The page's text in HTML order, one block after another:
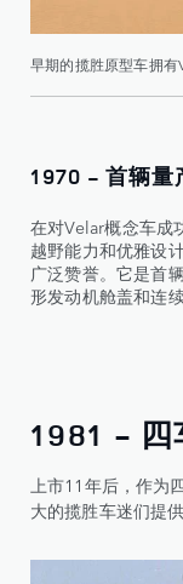
早期的揽胜原型车拥有
1970 - 首辆量
在对Velar概念车成
越野能力和优雅设
广泛赞誉。它是首
形发动机舱盖和连
1981 - 四
上市11年后，作为
大的揽胜车迷们提